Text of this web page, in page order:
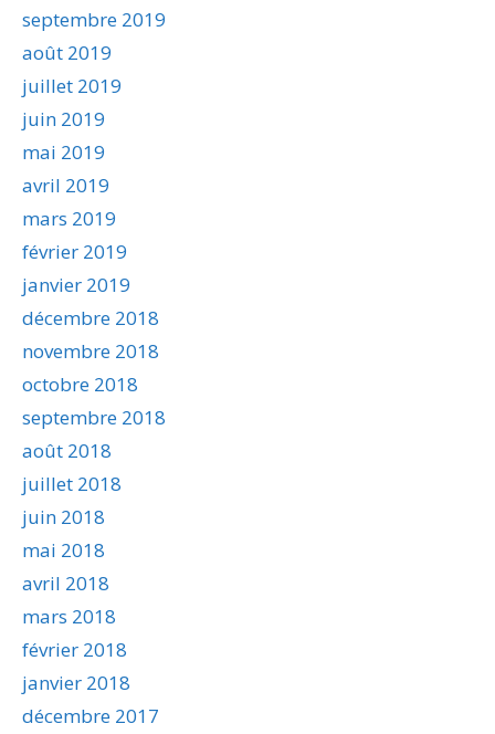
septembre 2019
août 2019
juillet 2019
juin 2019
mai 2019
avril 2019
mars 2019
février 2019
janvier 2019
décembre 2018
novembre 2018
octobre 2018
septembre 2018
août 2018
juillet 2018
juin 2018
mai 2018
avril 2018
mars 2018
février 2018
janvier 2018
décembre 2017